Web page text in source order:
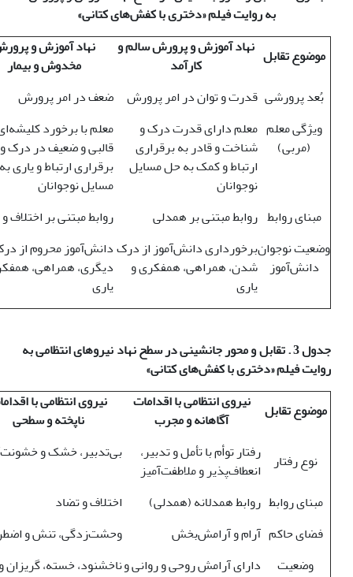
به روایت فیلم «دختری با کفش‌های کتانی»
موضوع تقابل نهاد آموزش و پرورش سالم و
کارآمد
نهاد آموزش و
مخدوش و بیمار
بُعد پرورشی قدرت و توان در امر پرورش ضعف در امر پرورش
ویژگی معلم
(مربی)
معلم دارای قدرت درک و
شناخت و قادر به برقراری
ارتباط و کمک به حل مسایل
نوجوانان
معلم با برخورد
قالبی و ضعیف در درک و
برقراری ارتباط و یاری
مسایل نوجوانان
مبنای روابط روابط مبتنی بر همدلی
روابط مبتنی بر اختلاف
وضعیت نوجوان
دانش‌آموز
برخورداری دانش‌آموز از درک
شدن، همراهی، همفکری و
یاری
دانش‌آموز محروم از
دیگری، همراهی،
یاری
جدول 3 . تقابل و محور جانشینی در سطح نهاد نیروهای انتظامی به
روایت فیلم «دختری با کفش‌های کتانی»
موضوع تقابل
نیروی انتظامی با اقدامات
آگاهانه و مجرب
نیروی انتظامی با
ناپخته و سطحی
نوع رفتار رفتار توأم با تأمل و تدبیر،
انعطاف‌پذیر و ملاطفت‌آمیز
بی‌تدبیر، خشک و
مبنای روابط روابط همدلانه (همدلی)
اختلاف و تضاد
فضای حاکم آرام و آرامش‌بخش
وحشت‌زدگی، تنش و
وضعیت
دارای آرامش روحی و روانی وناخشنود، خسته، گریزان